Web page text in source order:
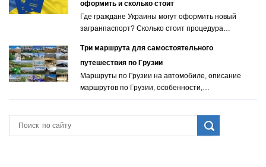
оформить и сколько стоит
Где граждане Украины могут оформить новый
загранпаспорт? Сколько стоит процедура…
Три маршрута для самостоятельного
путешествия по Грузии
Маршруты по Грузии на автомобиле, описание
маршрутов по Грузии, особенности,…